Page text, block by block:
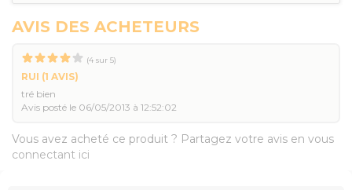
AVIS DES ACHETEURS
(4 sur 5)
RUI (1 AVIS)
tré bien
Avis posté le 06/05/2013 à 12:52:02
Vous avez acheté ce produit ? Partagez votre avis en vous
connectant ici